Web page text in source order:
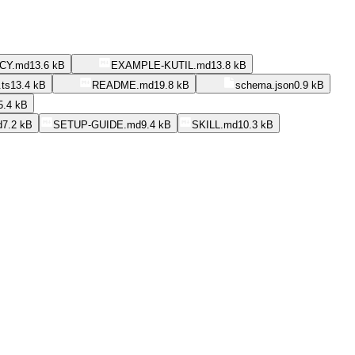
13.6 kB EXAMPLE-KUTIL.md13.8 kB
13.4 kB README.md19.8 kB schema.json0.9 kB
kB
7.2 kB SETUP-GUIDE.md9.4 kB SKILL.md10.3 kB